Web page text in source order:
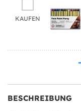
KAUFEN
BESCHREIBUNG